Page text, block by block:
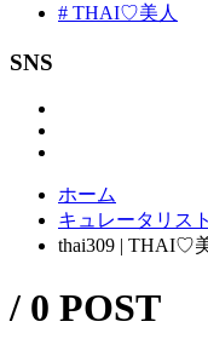
# THAI♡美人
SNS
ホーム
キュレータリスト
thai309 | THAI♡
/ 0 POST